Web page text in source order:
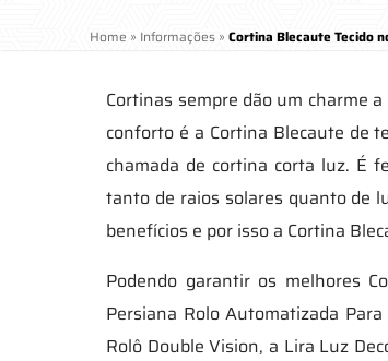
Home » Informações »Cortina Blecaute Tecido
Cortinas sempre dão um charme
conforto é a Cortina Blecaute de
chamada de cortina corta luz. É
tanto de raios solares quanto de
benefícios e por isso a Cortina
Podendo garantir os melhores
Persiana Rolo Automatizada
Rolô Double Vision, a Lira Luz